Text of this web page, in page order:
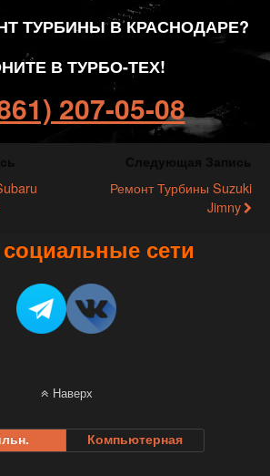
ТУРБИНЫ В КРАСНОДАРЕ?
В ТУРБО-ТЕХ!
207-05-08
Ремонт Турбины Suzuki
Jimny
сети
Наверх
Компьютерная